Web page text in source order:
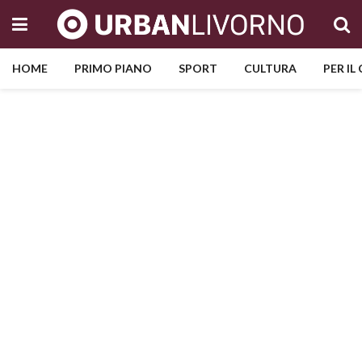
HOME PRIMO PIANO SPORT CULTURA PER